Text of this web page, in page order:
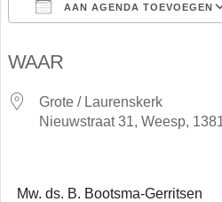
AAN AGENDA TOEVOEGEN
WAAR
Grote / Laurenskerk
Nieuwstraat 31, Weesp,
Mw. ds. B. Bootsma-Gerritsen